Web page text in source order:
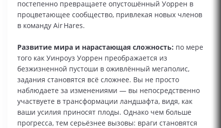
постепенно превращаете опустошённый Уоррен в
процветающее сообщество, привлекая новых членов
в команду Air Hares.
Развитие мира и нарастающая сложность: по мере
того как Уинроуз Уоррен преображается из
безжизненной пустоши в оживлённый мегаполис,
задания становятся всё сложнее. Вы не просто
наблюдаете за изменениями — вы непосредственно
участвуете в трансформации ландшафта, видя, как
ваши усилия приносят плоды. Однако чем больше
прогресса, тем серьёзнее вызовы: враги становятся